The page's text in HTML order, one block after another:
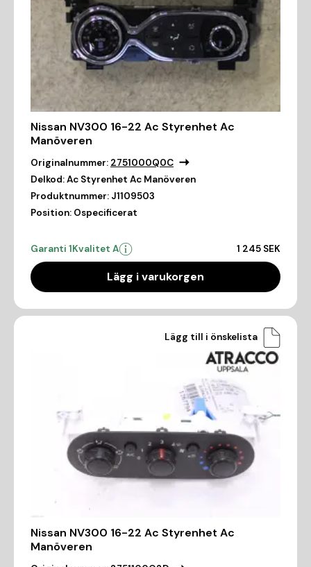
Nissan NV300 16-22 Ac Styrenhet Ac
Manöveren
Originalnummer: 2751000Q0C
Delkod:Ac Styrenhet Ac Manöveren
Produktnummer: J1109503
Position: Ospecificerat
Garanti 1Kvalitet A 1 245 SEK
Lägg i varukorgen
Lägg till i önskelista
Nissan NV300 16-22 Ac Styrenhet Ac
Manöveren